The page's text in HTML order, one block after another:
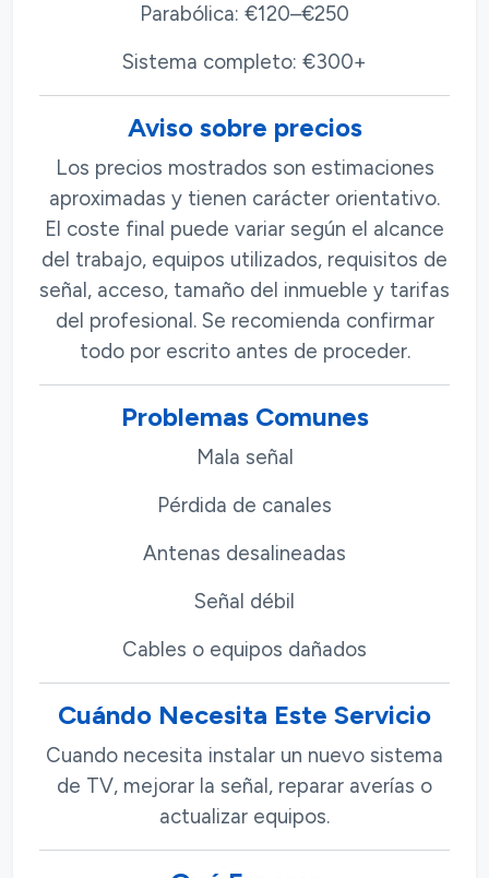
Parabólica: €120–€250
Sistema completo: €300+
Aviso sobre precios
Los precios mostrados son estimaciones
aproximadas y tienen carácter orientativo.
El coste final puede variar según el alcance
del trabajo, equipos utilizados, requisitos de
señal, acceso, tamaño del inmueble y tarifas
del profesional. Se recomienda confirmar
todo por escrito antes de proceder.
Problemas Comunes
Mala señal
Pérdida de canales
Antenas desalineadas
Señal débil
Cables o equipos dañados
Cuándo Necesita Este Servicio
Cuando necesita instalar un nuevo sistema
de TV, mejorar la señal, reparar averías o
actualizar equipos.